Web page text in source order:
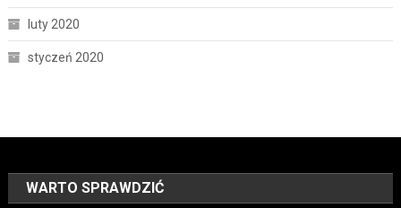
luty 2020
styczeń 2020
WARTO SPRAWDZIĆ